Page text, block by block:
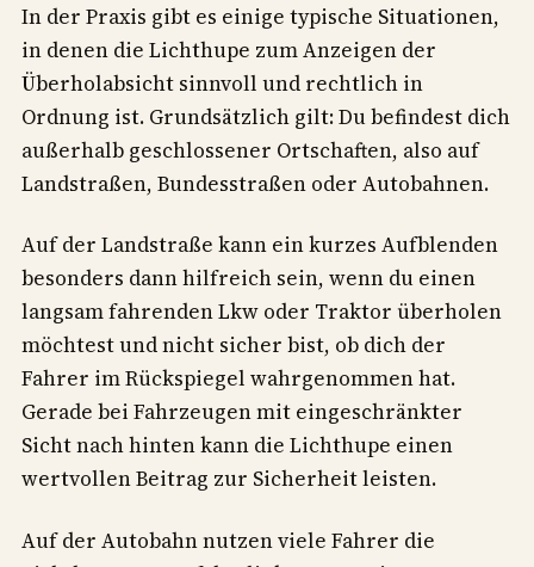
In der Praxis gibt es einige typische Situationen,
in denen die Lichthupe zum Anzeigen der
Überholabsicht sinnvoll und rechtlich in
Ordnung ist. Grundsätzlich gilt: Du befindest dich
außerhalb geschlossener Ortschaften, also auf
Landstraßen, Bundesstraßen oder Autobahnen.
Auf der Landstraße kann ein kurzes Aufblenden
besonders dann hilfreich sein, wenn du einen
langsam fahrenden Lkw oder Traktor überholen
möchtest und nicht sicher bist, ob dich der
Fahrer im Rückspiegel wahrgenommen hat.
Gerade bei Fahrzeugen mit eingeschränkter
Sicht nach hinten kann die Lichthupe einen
wertvollen Beitrag zur Sicherheit leisten.
Auf der Autobahn nutzen viele Fahrer die